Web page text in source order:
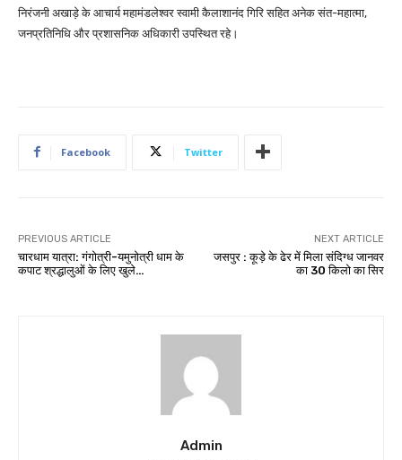
निरंजनी अखाड़े के आचार्य महामंडलेश्वर स्वामी कैलाशानंद गिरि सहित अनेक संत-महात्मा,
जनप्रतिनिधि और प्रशासनिक अधिकारी उपस्थित रहे।
Facebook Twitter
PREVIOUS ARTICLE
चारधाम यात्रा: गंगोत्री-यमुनोत्री धाम के
कपाट श्रद्धालुओं के लिए खुले…
NEXT ARTICLE
जसपुर : कूड़े के ढेर में मिला संदिग्ध जानवर
का 30 किलो का सिर
Admin